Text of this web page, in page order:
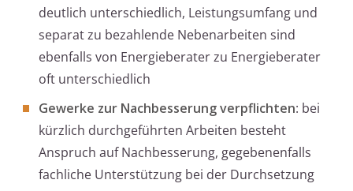
deutlich unterschiedlich, Leistungsumfang und
separat zu bezahlende Nebenarbeiten sind
ebenfalls von Energieberater zu Energieberater
oft unterschiedlich
Gewerke zur Nachbesserung verpflichten: bei
kürzlich durchgeführten Arbeiten besteht
Anspruch auf Nachbesserung, gegebenenfalls
fachliche Unterstützung bei der Durchsetzung